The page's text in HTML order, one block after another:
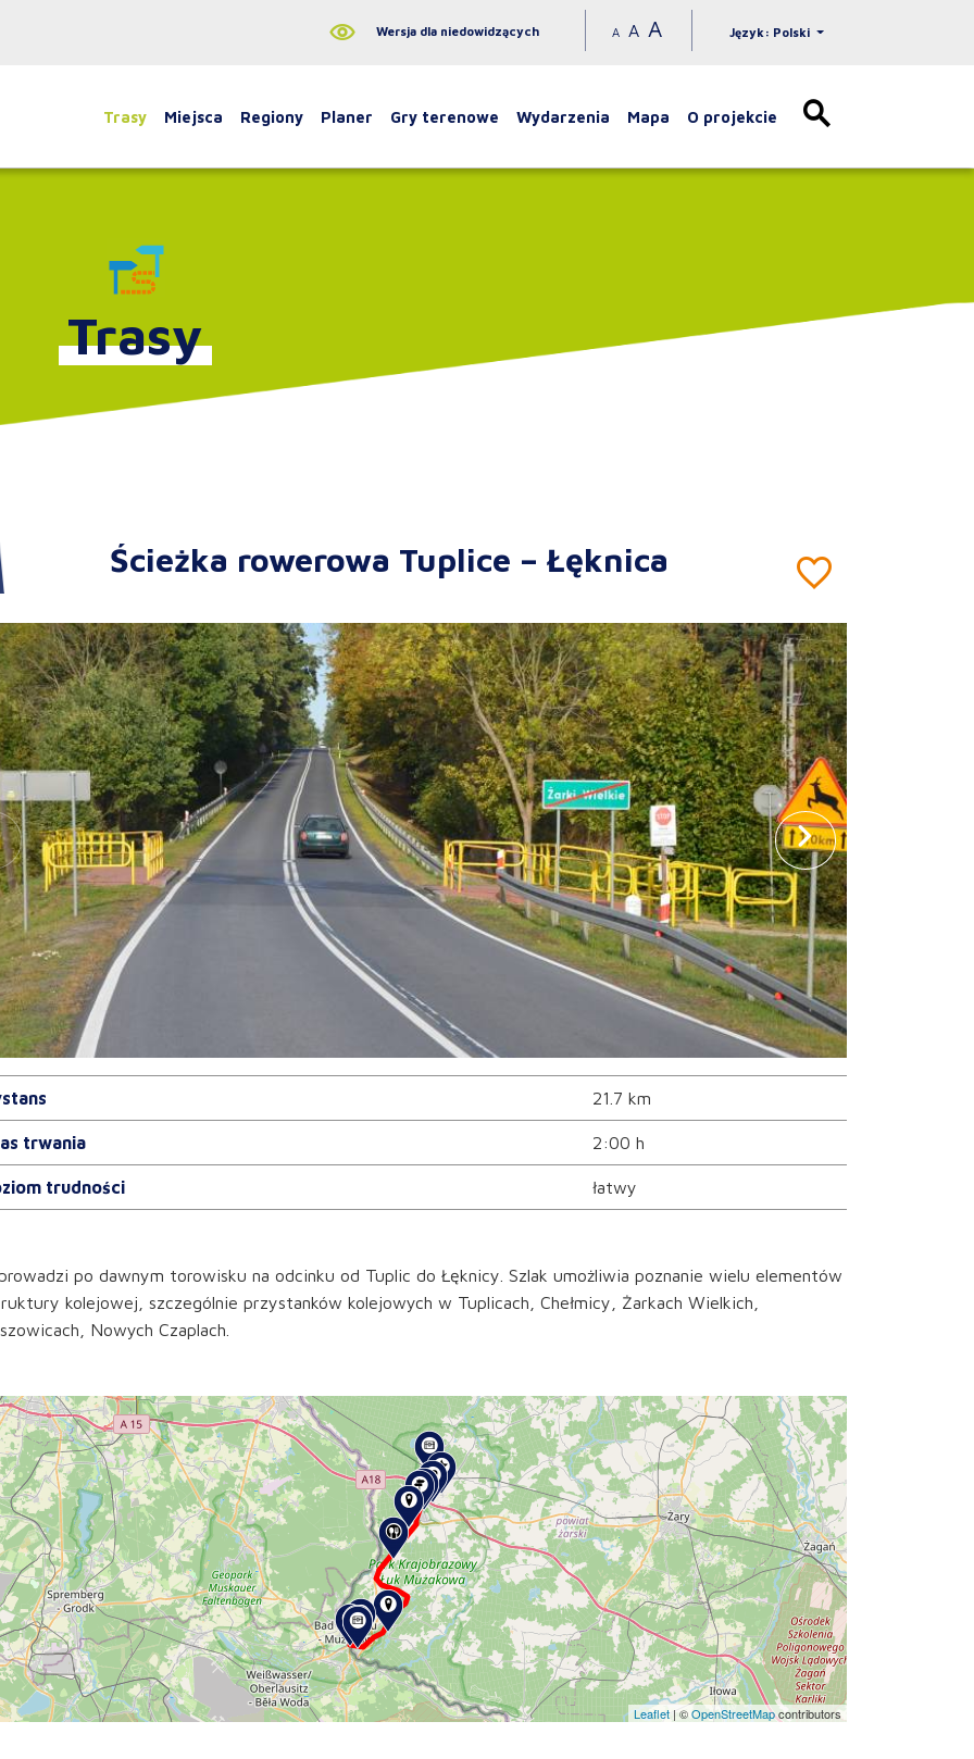
Wersja dla niedowidzących A A A Język: Polski
Trasy Miejsca Regiony Planer Gry terenowe Wydarzenia Mapa O projekcie
Trasy
Ścieżka rowerowa Tuplice – Łęknica
21.7 km
trwania 2:00 h
trudności łatwy
po dawnym torowisku na odcinku od Tuplic do Łęknicy. Szlak umożliwia poznanie wielu elementów
kolejowej, szczególnie przystanków kolejowych w Tuplicach, Chełmicy, Żarkach Wielkich,
Nowych Czaplach.
Leaflet | ©OpenStreetMapcontributors